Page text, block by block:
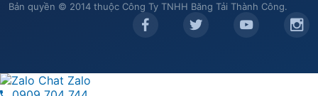
Bản quyền © 2014 thuộc Công Ty TNHH Băng Tải Thành Công.
Chat Zalo